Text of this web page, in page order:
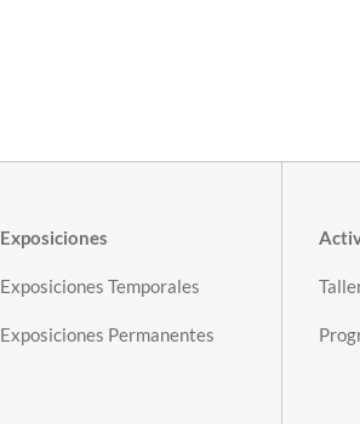
Exposiciones
Exposiciones Temporales
Exposiciones Permanentes